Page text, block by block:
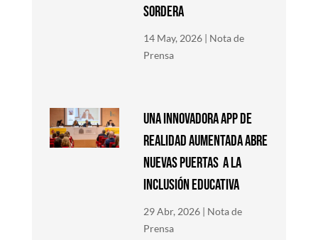
SORDERA
14 May, 2026 | Nota de
Prensa
Una innovadora app de
Realidad Aumentada abre
nuevas puertas a la
inclusión educativa
29 Abr, 2026 | Nota de
Prensa